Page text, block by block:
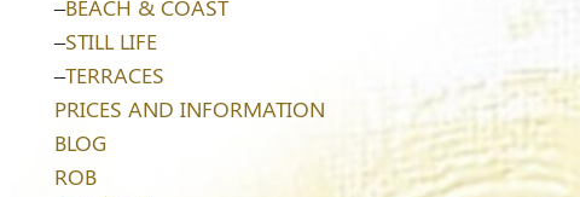
–BEACH & COAST
–STILL LIFE
–TERRACES
PRICES AND INFORMATION
BLOG
ROB